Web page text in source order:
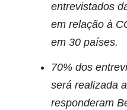
entrevistados
em relação à
em 30 países.
70% dos
será realizada
responderam